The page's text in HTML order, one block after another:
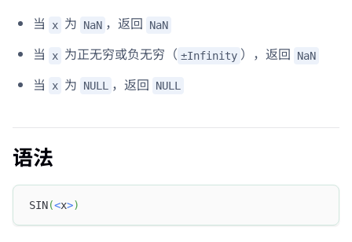
当 x 为 NaN ，返回 NaN
当 x 为正无穷或负无穷（ ±Infinity ），返回 NaN
当 x 为 NULL ，返回 NULL
语法
SIN(<x>)